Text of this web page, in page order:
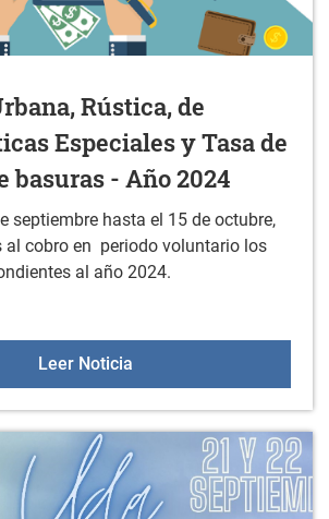
Rústica, de
Especiales y Tasa de
basuras - Año 2024
septiembre hasta el 15 de octubre,
al cobro en periodo voluntario los
al año 2024.
Leer NoticiaCobro Ibi Urbana,